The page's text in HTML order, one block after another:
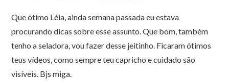
Que ótimo Léia, ainda semana passada eu estava
procurando dicas sobre esse assunto. Que bom, também
tenho a seladora, vou fazer desse jeitinho. Ficaram ótimos
teus vídeos, como sempre teu capricho e cuidado são
visíveis. Bjs miga.